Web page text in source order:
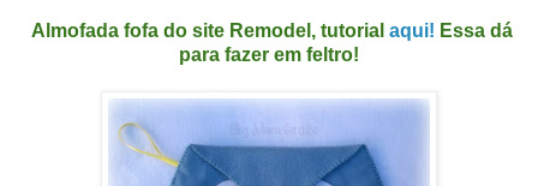
Almofada fofa do site Remodel, tutorial aqui! Essa dá
para fazer em feltro!